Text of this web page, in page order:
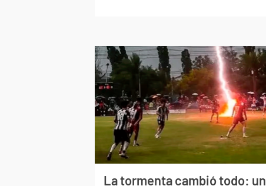
La tormenta cambió todo: un